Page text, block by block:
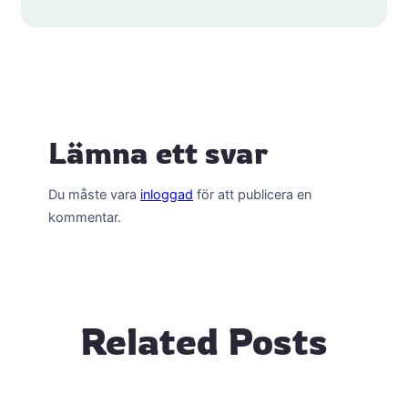
Lämna ett svar
Du måste vara inloggad för att publicera en
kommentar.
Related Posts